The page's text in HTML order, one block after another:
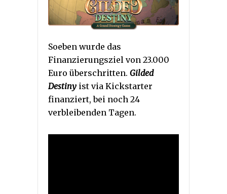
Soeben wurde das
Finanzierungsziel von 23.000
Euro überschritten. Gilded
Destiny ist via Kickstarter
finanziert, bei noch 24
verbleibenden Tagen.